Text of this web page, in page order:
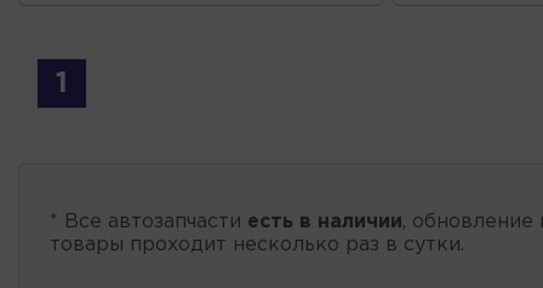
1
* Все автозапчасти есть в наличии, обновление
товары проходит несколько раз в сутки.